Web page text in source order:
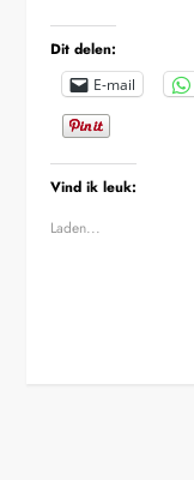
Dit delen:
E-mail
Vind ik leuk:
Laden...